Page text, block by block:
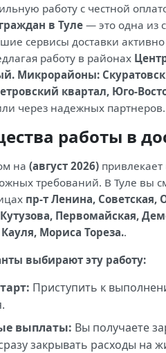
работу с честной
в Туле — это одна из
сервисы доставки
работу в районах
Микрорайоны:
квартал, Юго-
через надежных партнеров.
работы в
на (август 2026)
требований. В Туле вы
пр-т Ленина, Советская,
Первомайская,
Мориса Тореза..
выбирают эту работу:
Приступить к
выплаты: Вы получаете
закрывать расходы на